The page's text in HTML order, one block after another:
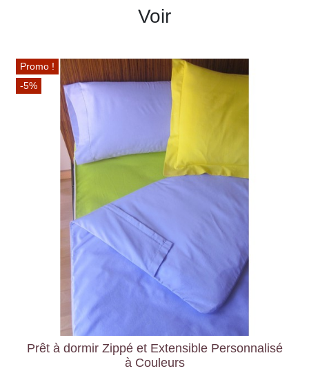
Voir
Promo !
-5%
Prêt à dormir Zippé et Extensible Personnalisé
à Couleurs